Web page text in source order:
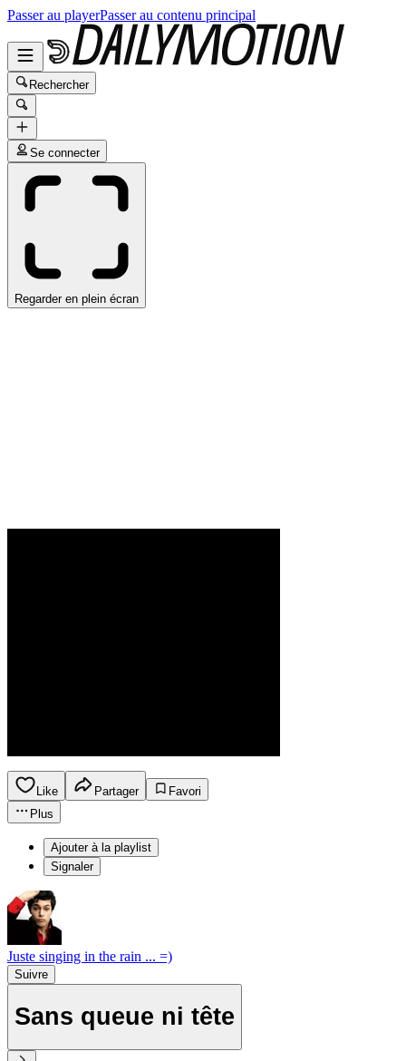
Passer au playerPasser au contenu principal
Rechercher
Se connecter
Regarder en plein écran
Like Partager
Favori
Plus
Ajouter à la playlist
Signaler
Juste singing in the rain ... =)
Suivre
Sans queue ni tête